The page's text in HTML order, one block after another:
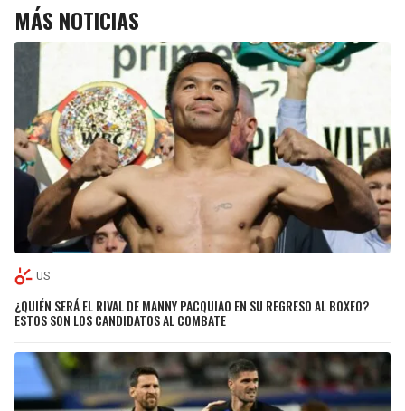
MÁS NOTICIAS
US
¿QUIÉN SERÁ EL RIVAL DE MANNY PACQUIAO EN SU REGRESO AL BOXEO?
ESTOS SON LOS CANDIDATOS AL COMBATE